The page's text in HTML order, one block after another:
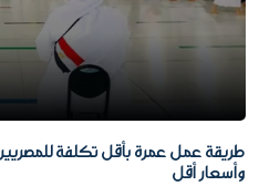
وأسعار أقل